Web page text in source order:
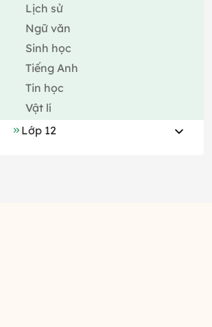
Lịch sử
Ngữ văn
Sinh học
Tiếng Anh
Tin học
Vật lí
Lớp 12